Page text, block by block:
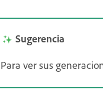
Sugerencia
Para ver sus